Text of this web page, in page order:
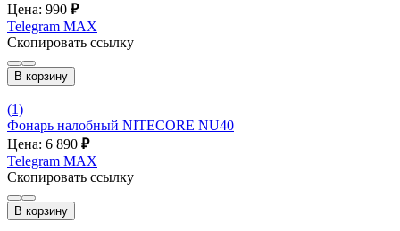
Цена: 990 ₽
Telegram MAX
Скопировать ссылку
В корзину
(1)
Фонарь налобный NITECORE NU40
Цена: 6 890 ₽
Telegram MAX
Скопировать ссылку
В корзину